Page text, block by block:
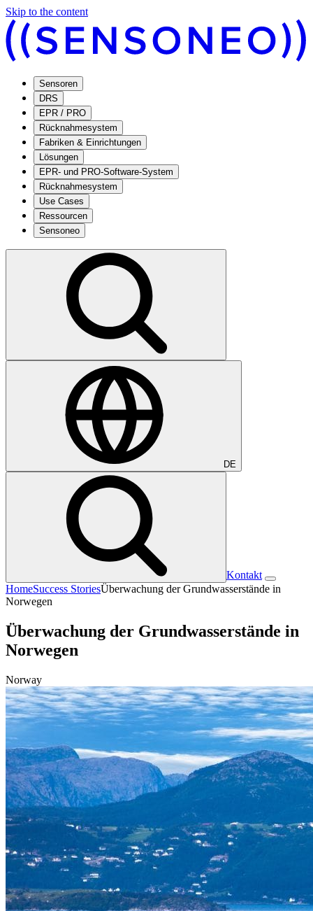
Skip to the content
Sensoren
DRS
EPR / PRO
Rücknahmesystem
Fabriken & Einrichtungen
Lösungen
EPR- und PRO-Software-System
Rücknahmesystem
Use Cases
Ressourcen
Sensoneo
DE
Kontakt
HomeSuccess StoriesÜberwachung der Grundwasserstände in
Norwegen
Überwachung der Grundwasserstände in
Norwegen
Norway